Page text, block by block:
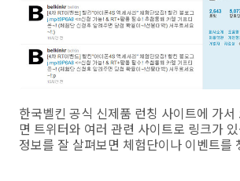
한국벨킨 공식 신제품 런칭 사이트에 가서
면 트위터와 여러 관련 사이트로 링크가
정보를 잘 살펴보면 체험단이나 이벤트를